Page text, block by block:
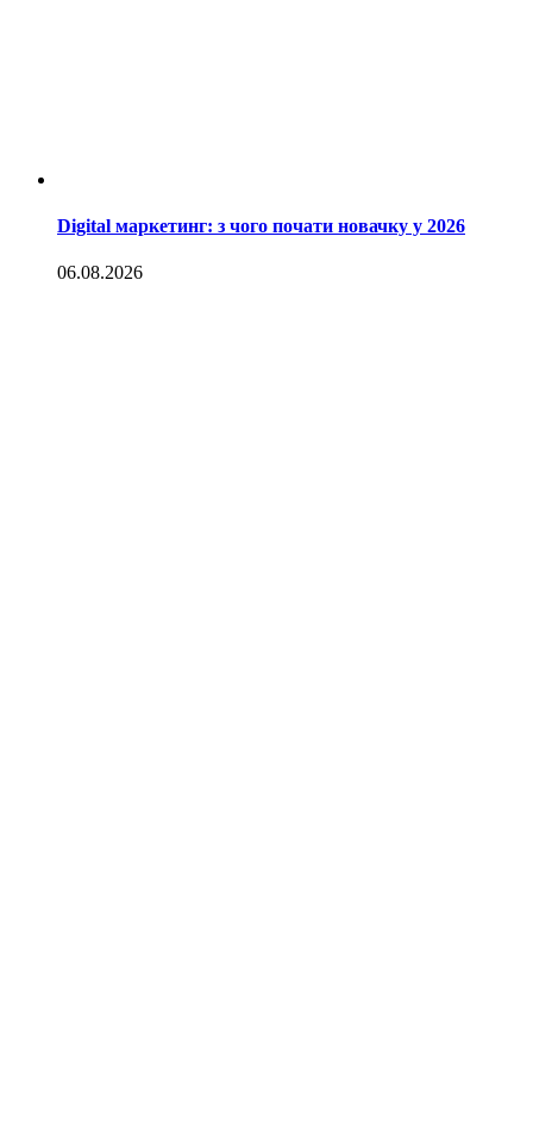
Digital маркетинг: з чого почати новачку у 2026
06.08.2026